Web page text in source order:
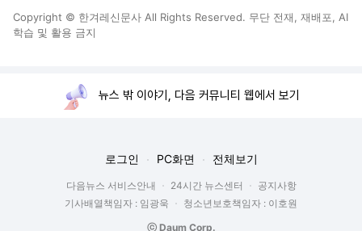
Copyright © 한겨레신문사 All Rights Reserved. 무단 전재, 재배포, AI
학습 및 활용 금지
뉴스 밖 이야기, 다음 커뮤니티 웹에서 보기
로그인 PC화면 전체보기
다음뉴스 서비스안내 24시간 뉴스센터
공지사항
기사배열책임자 : 임광욱
청소년보호책임자 : 이호원
ⓒ Daum Corp.